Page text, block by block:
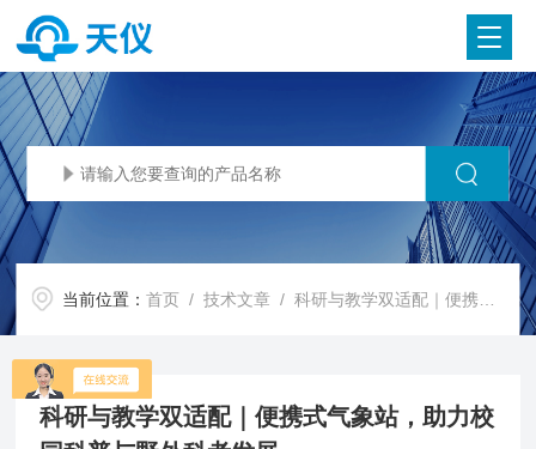
当前位置：首页 /技术文章 / 科研与教学双适配｜便携式气象站，助力校园科普与野外科考发展
科研与教学双适配｜便携式气象站，助力校